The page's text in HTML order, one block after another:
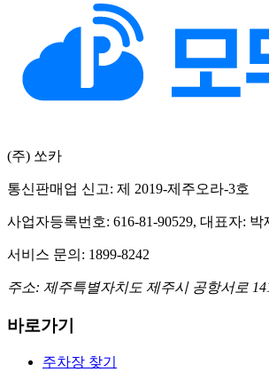
(주) 쏘카
통신판매업 신고: 제 2019-제주오라-3호
사업자등록번호: 616-81-90529, 대표자: 박
서비스 문의: 1899-8242
주소: 제주특별자치도 제주시 공항서로
바로가기
주차장 찾기